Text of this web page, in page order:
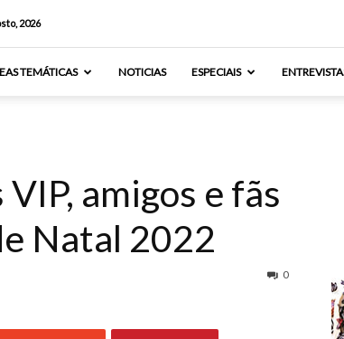
2026
TEMÁTICAS NOTICIAS ESPECIAIS
amigos e fãs
Natal 2022
0